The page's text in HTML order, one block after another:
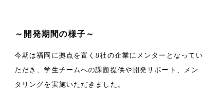
～開発期間の様子～
今期は福岡に拠点を置く8社の企業にメンターとなってい
ただき、学生チームへの課題提供や開発サポート、メン
タリングを実施いただきました。